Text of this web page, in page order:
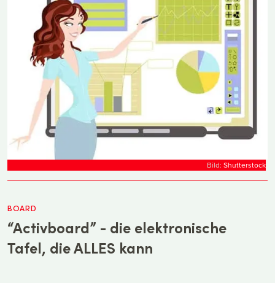
Bild: Shutterstock
BOARD
“Activboard” - die elektronische
Tafel, die ALLES kann